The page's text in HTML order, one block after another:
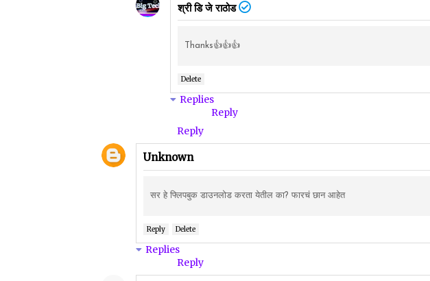
श्री डि जे राठोड
Thanks👍👍👍
Delete
Replies
Reply
Reply
Unknown
सर हे फ्लिपबुक डाउनलोड करता येतील का? फारचं छान आहेत
Reply Delete
Replies
Reply